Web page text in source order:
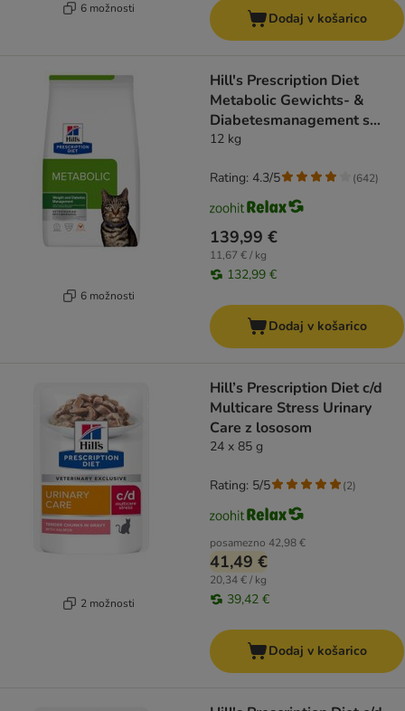
6 možnosti
Dodaj v košarico
6 možnosti
Hill's Prescription Diet
Metabolic Gewichts- &
Diabetesmanagement s
piščancem
12 kg
139,99 €
11,67 € / kg
132,99 €
Rating: 4.3/5 (642)
Dodaj v košarico
2 možnosti
Hill’s Prescription Diet c/d
Multicare Stress Urinary
Care z lososom
24 x 85 g
posamezno 42,98 €
41,49 €
20,34 € / kg
39,42 €
Rating: 5/5 (2)
Dodaj v košarico